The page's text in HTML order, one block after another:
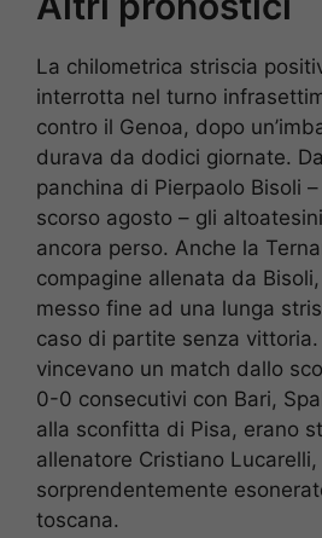
La chilometrica striscia
interrotta nel turno
contro il Genoa, dopo
durava da dodici giornate.
panchina di Pierpaolo Bisoli
scorso agosto – gli
ancora perso. Anche la
compagine allenata da
messo fine ad una lunga
caso di partite senza
vincevano un match dallo
0-0 consecutivi con Bari,
alla sconfitta di Pisa, erano
allenatore Cristiano Lucarelli,
sorprendentemente
toscana.